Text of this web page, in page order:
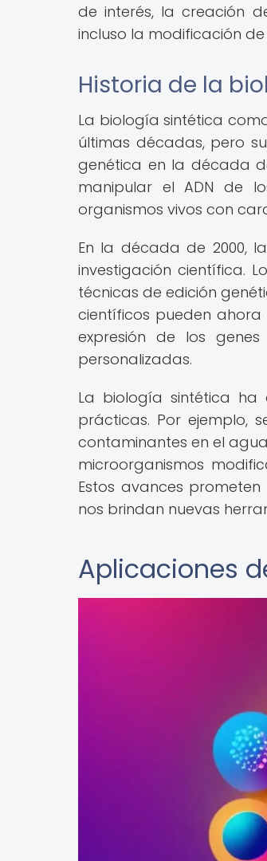
de interés, la creación
incluso la modificación
Historia de la
La biología sintética
últimas décadas, pero
genética en la década
manipular el ADN de
organismos vivos con
En la década de 2000,
investigación científica.
técnicas de edición
científicos pueden
expresión de los
personalizadas.
La biología sintética
prácticas. Por ejemplo,
contaminantes en el
microorganismos
Estos avances
nos brindan nuevas
Aplicaciones